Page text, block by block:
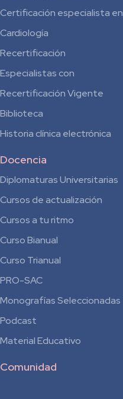
Certificación especialista en
Cardiología
Recertificación
Especialistas con
Recertificación Vigente
Biblioteca
Historia clínica electrónica
Docencia
Diplomaturas Universitarias
Cursos de actualización
Cursos a tu ritmo
Curso Bianual
para
Residentes
Curso Trianual
PRO-SAC
Monografías Seleccionadas
Podcast
Material Educativo
Comunidad